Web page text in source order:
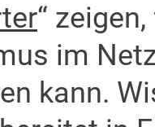
“
im
kann.